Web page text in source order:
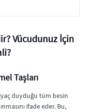
Vücudunuz İçin
Taşları
duyduğu tüm besin
ifade eder. Bu,